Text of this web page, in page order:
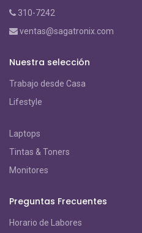
310-7242
ventas@sagatronix.com
Nuestra selección
Trabajo desde Casa
Lifestyle
Laptops
Tintas & Toners
Monitores
Preguntas Frecuentes
Horario de Labores